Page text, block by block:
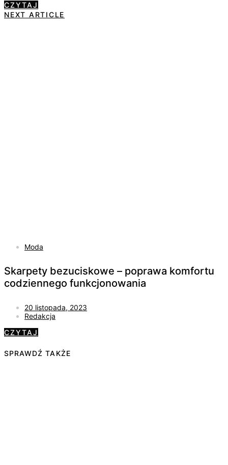
CZYTAJ
NEXT ARTICLE
Moda
Skarpety bezuciskowe – poprawa komfortu
codziennego funkcjonowania
20 listopada, 2023
Redakcja
CZYTAJ
SPRAWDŹ TAKŻE